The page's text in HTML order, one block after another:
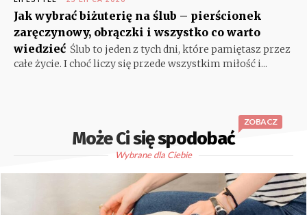
Jak wybrać biżuterię na ślub – pierścionek
zaręczynowy, obrączki i wszystko co warto
wiedzieć Ślub to jeden z tych dni, które pamiętasz przez
całe życie. I choć liczy się przede wszystkim miłość i...
Może Ci się spodobać
ZOBACZ
Wybrane dla Ciebie